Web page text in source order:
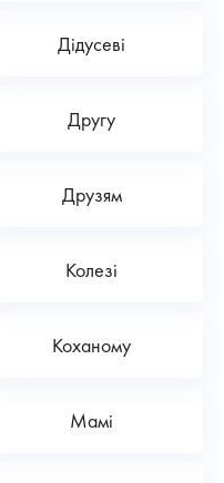
Дідусеві
Другу
Друзям
Колезі
Коханому
Мамі